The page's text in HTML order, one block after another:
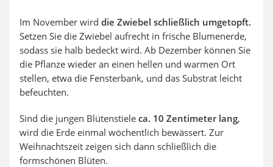
Im November wird die Zwiebel schließlich umgetopft.
Setzen Sie die Zwiebel aufrecht in frische Blumenerde,
sodass sie halb bedeckt wird. Ab Dezember können Sie
die Pflanze wieder an einen hellen und warmen Ort
stellen, etwa die Fensterbank, und das Substrat leicht
befeuchten.
Sind die jungen Blütenstiele ca. 10 Zentimeter lang,
wird die Erde einmal wöchentlich bewässert. Zur
Weihnachtszeit zeigen sich dann schließlich die
formschönen Blüten.